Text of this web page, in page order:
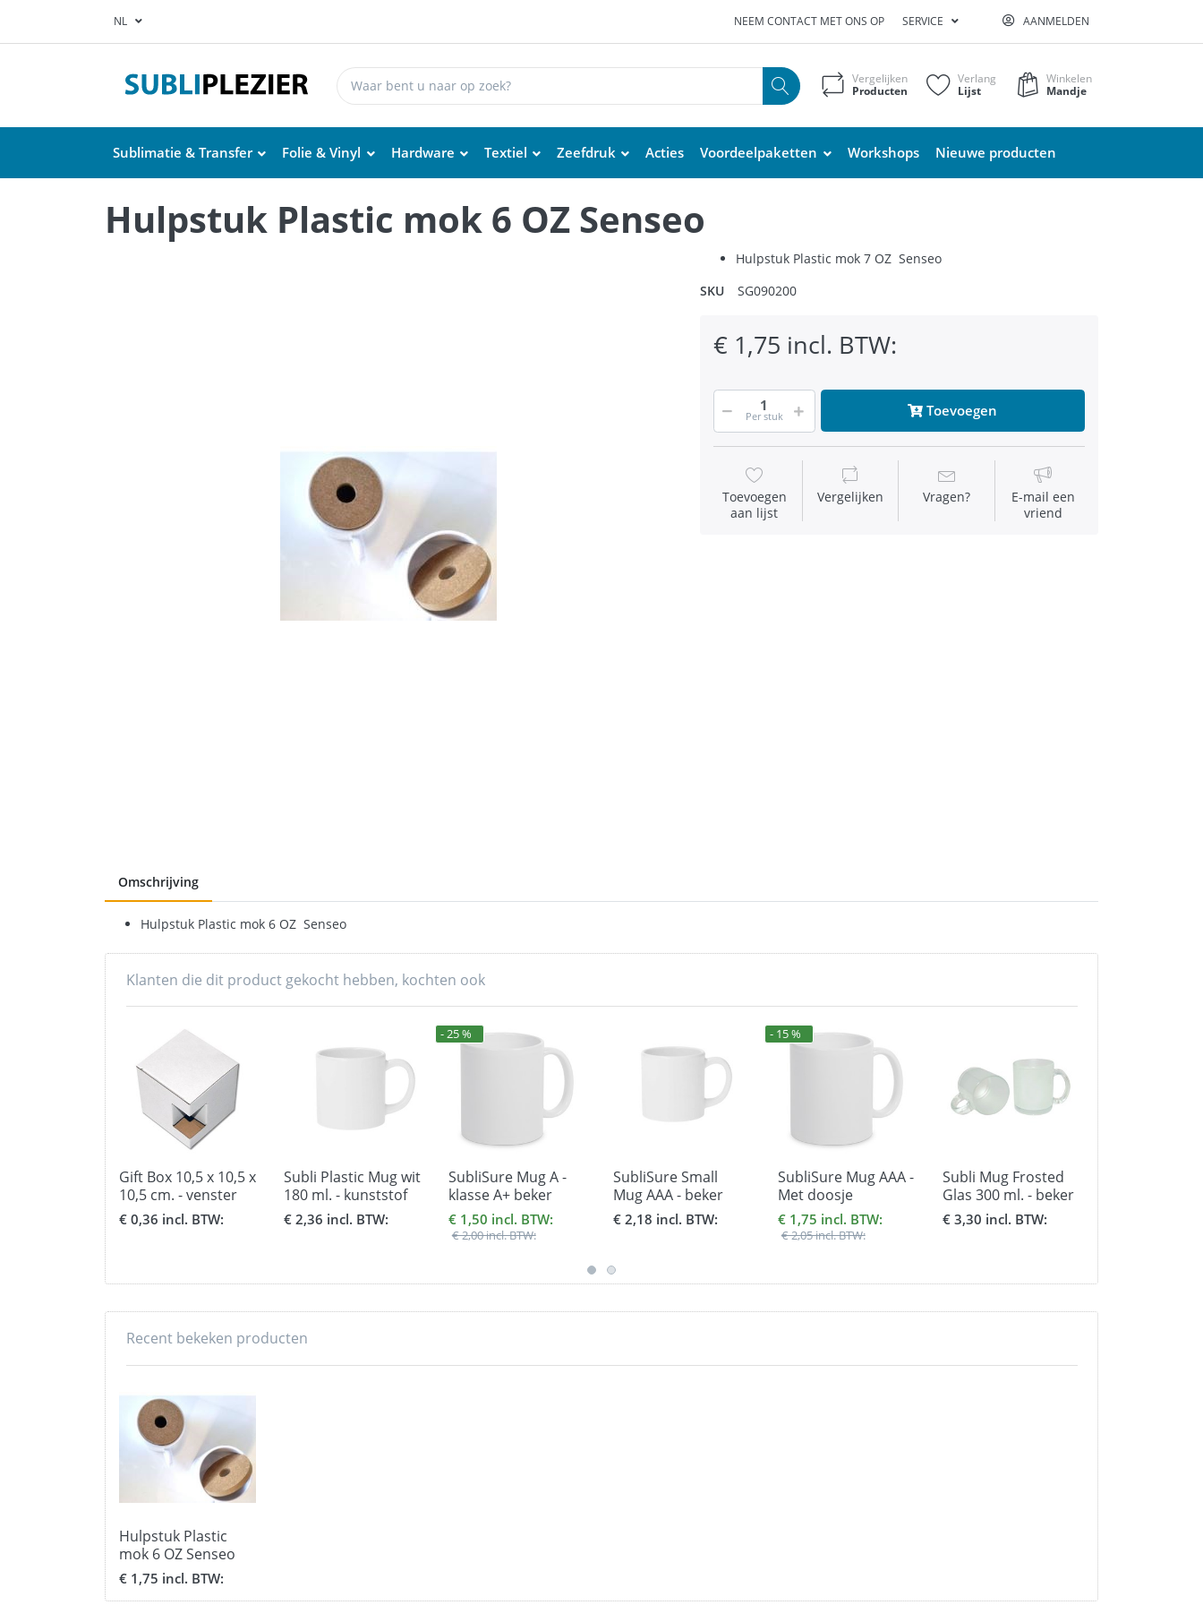
NL NEEM CONTACT MET ONS OP SERVICE AANMELDEN
Vergelijken
Producten
Verlang
Lijst
Winkelen
Mandje
Sublimatie & Transfer Folie & Vinyl Hardware Textiel Zeefdruk Acties Voordeelpaketten Workshops Nieuwe producten
Hulpstuk Plastic mok 6 OZ Senseo
Hulpstuk Plastic mok 7 OZ Senseo
SKU
SG090200
€ 1,75 incl. BTW:
Per stuk Toevoegen
Toevoegen
aan lijst
Vergelijken Vragen?
E-mail een
vriend
Omschrijving
Hulpstuk Plastic mok 6 OZ Senseo
Klanten die dit product gekocht hebben, kochten ook
Gift Box 10,5 x 10,5 x
10,5 cm. - venster
voor bekers
€ 0,36 incl. BTW:
Subli Plastic Mug wit
180 ml. - kunststof
beker
€ 2,36 incl. BTW:
- 25 %
SubliSure Mug A -
klasse A+ beker
inhoud 330 ml met
Doosje
€ 1,50 incl. BTW:
€ 2,00 incl. BTW:
SubliSure Small
Mug AAA - beker
inhoud 150 ml.
€ 2,18 incl. BTW:
- 15 %
SubliSure Mug AAA -
Met doosje
€ 1,75 incl. BTW:
€ 2,05 incl. BTW:
Subli Mug Frosted
Glas 300 ml. - beker
10oz
€ 3,30 incl. BTW:
Recent bekeken producten
Hulpstuk Plastic
mok 6 OZ Senseo
€ 1,75 incl. BTW: